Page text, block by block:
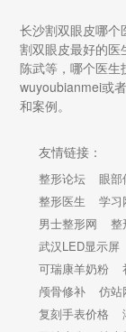
长沙割双眼皮哪
割双眼皮最好的医
陈武等，哪个医生
wuyoubianmei或
和案例。
友情链接：
整形论坛 眼部
整形医生
学习
男士整形网
整
武汉LED显示屏
可瑞康羊奶粉
颅骨修补
仿站
复刻手表价格